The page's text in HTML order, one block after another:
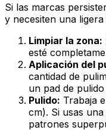
Si las marcas
y necesiten una
Limpiar la zona:
esté
Aplicación del
cantidad de
un pad de
Pulido: Trabaja
cm). Si usas
patrones